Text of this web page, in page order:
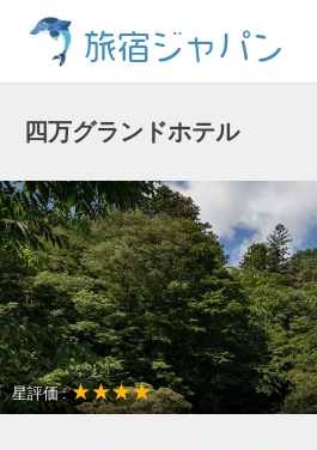
ス
キ
ッ
プ
旅宿ジャパン
四万グランドホテル
星評価 :★★★★